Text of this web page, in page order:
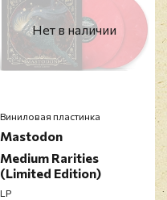
Нет в наличии
Виниловая пластинка
Mastodon
Medium Rarities
(Limited Edition)
LP